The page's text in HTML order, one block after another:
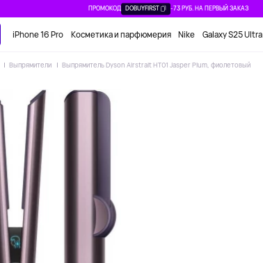
ПРОМОКОД DOBUYFIRST -73 РУБ. НА ПЕРВЫЙ ЗАКАЗ
iPhone 16 Pro Косметика и парфюмерия Nike Galaxy S25 Ultra
Выпрямители Выпрямитель Dyson Airstrait HT01 Jasper Plum, фиолетовый